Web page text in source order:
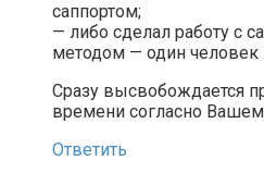
саппортом;
— либо сделал работу с
методом — один человек
Сразу высвобождается
времени согласно
Ответить